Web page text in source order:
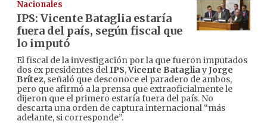
Nacionales
IPS: Vicente Bataglia estaría
fuera del país, según fiscal que
lo imputó
El fiscal de la investigación por la que fueron imputados
dos ex presidentes delIPS,Vicente BatagliayJorge
Brítez, señaló que desconoce el paradero de ambos,
pero que afirmó a la prensa que extraoficialmente le
dijeron que el primero estaría fuera del país. No
descarta una orden de captura internacional “más
adelante, si corresponde”.